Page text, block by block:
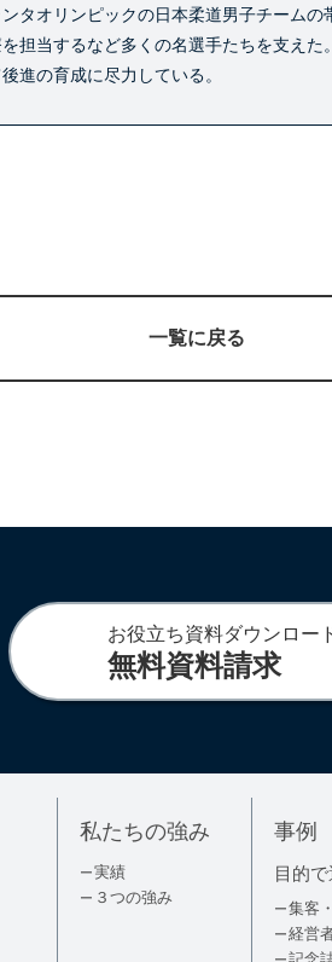
タオリンピックの日本柔道男子チームの
担当するなど多くの名選手たちを支えた。
進の育成に尽力している。
一覧に戻る
お役立ち資料ダウンロー
無料資料請求
私たちの強み
実績
３つの強み
事例
目的
集客
経営